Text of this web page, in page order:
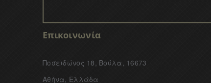
Επικοινωνία
Ποσειδώνος 18, Βούλα, 16673
Αθήνα, Ελλάδα